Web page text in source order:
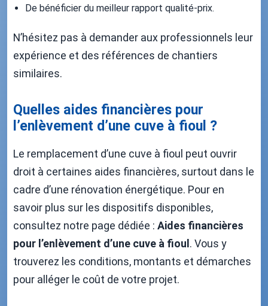
De bénéficier du meilleur rapport qualité-prix.
N’hésitez pas à demander aux professionnels leur
expérience et des références de chantiers
similaires.
Quelles aides financières pour
l’enlèvement d’une cuve à fioul ?
Le remplacement d’une cuve à fioul peut ouvrir
droit à certaines aides financières, surtout dans le
cadre d’une rénovation énergétique. Pour en
savoir plus sur les dispositifs disponibles,
consultez notre page dédiée : Aides financières
pour l’enlèvement d’une cuve à fioul . Vous y
trouverez les conditions, montants et démarches
pour alléger le coût de votre projet.